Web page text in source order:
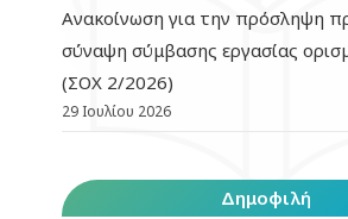
Ανακοίνωση για την πρόσληψη
σύναψη σύμβασης εργασίας
(ΣΟΧ 2/2026)
29 Ιουλίου 2026
Δημοφιλή